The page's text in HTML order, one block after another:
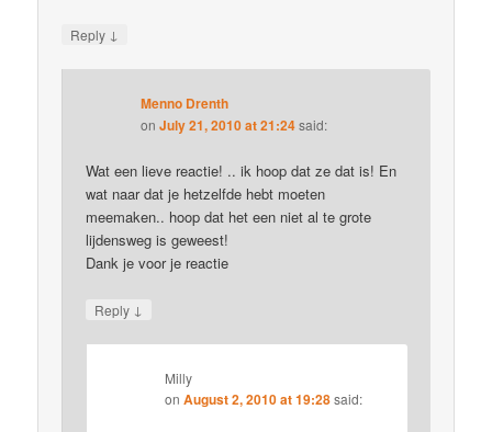
Reply ↓
Menno Drenth
onJuly 21, 2010 at 21:24said:
Wat een lieve reactie! .. ik hoop dat ze dat is! En
wat naar dat je hetzelfde hebt moeten
meemaken.. hoop dat het een niet al te grote
lijdensweg is geweest!
Dank je voor je reactie
Reply ↓
Milly
onAugust 2, 2010 at 19:28 said: